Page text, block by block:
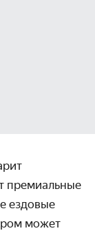
премиальные
ездовые
может